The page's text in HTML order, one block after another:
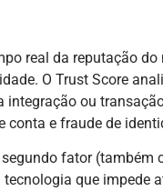
real da reputação do
O Trust Score
integração ou
conta e fraude de
fator (também
que impede